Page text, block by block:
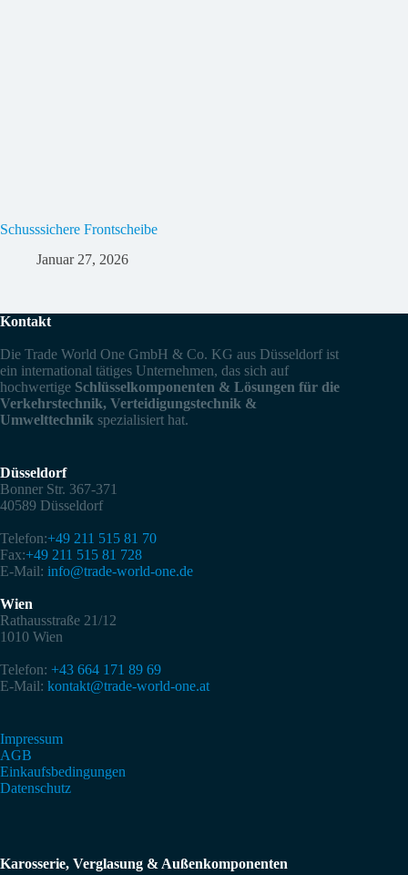
Schusssichere Frontscheibe
Januar 27, 2026
Kontakt
Die Trade World One GmbH & Co. KG aus Düsseldorf ist
ein international tätiges Unternehmen, das sich auf
hochwertige Schlüsselkomponenten & Lösungen für die
Verkehrstechnik, Verteidigungstechnik &
Umwelttechnik spezialisiert hat.
Düsseldorf
Bonner Str. 367-371
40589 Düsseldorf
Telefon:+49 211 515 81 70
Fax:+49 211 515 81 728
E-Mail: info@trade-world-one.de
Wien
Rathausstraße 21/12
1010 Wien
Telefon: +43 664 171 89 69
E-Mail: kontakt@trade-world-one.at
Impressum
AGB
Einkaufsbedingungen
Datenschutz
Karosserie, Verglasung & Außenkomponenten